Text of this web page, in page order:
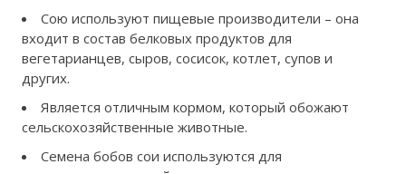
Сою используют пищевые производители – она
входит в состав белковых продуктов для
вегетарианцев, сыров, сосисок, котлет, супов и
других.
Является отличным кормом, который обожают
сельскохозяйственные животные.
Семена бобов сои используются для